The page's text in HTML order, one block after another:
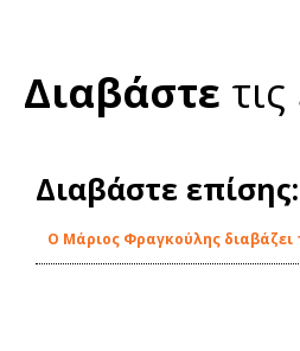
Διαβάστε τις
Διαβάστε επίσης:
O Μάριος Φραγκούλης